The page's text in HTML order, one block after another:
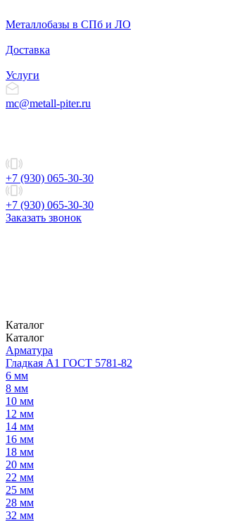
Металлобазы в СПб и ЛО
Доставка
Услуги
mc@metall-piter.ru
+7 (930) 065-30-30
+7 (930) 065-30-30
Заказать звонок
Каталог
Каталог
Арматура
Гладкая А1 ГОСТ 5781-82
6 мм
8 мм
10 мм
12 мм
14 мм
16 мм
18 мм
20 мм
22 мм
25 мм
28 мм
32 мм